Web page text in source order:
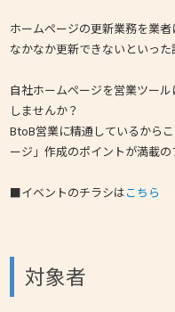
ホームページの更新業務を業者
なかなか更新できないといった
自社ホームページを営業ツー
しませんか？
BtoB営業に精通しているから
ージ」作成のポイントが満載
■イベントのチラシはこちら
対象者